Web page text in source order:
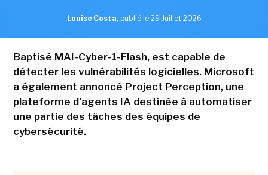
Louise Costa, publié le 29 Juillet 2026
Baptisé MAI-Cyber-1-Flash, est capable de
détecter les vulnérabilités logicielles. Microsoft
a également annoncé Project Perception, une
plateforme d'agents IA destinée à automatiser
une partie des tâches des équipes de
cybersécurité.